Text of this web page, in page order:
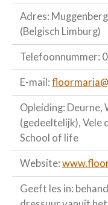
Adres:
(Belgisch Limburg)
Telefoonnummer:
E-mail:
Opleiding: Deurne,
(gedeeltelijk), Vele
School of life
Website:
Geeft les in: